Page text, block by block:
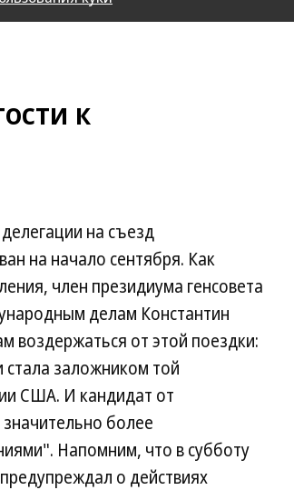
к
на съезд
на начало сентября. Как
член президиума генсовета
делам Константин
воздержаться от этой поездки:
заложником той
США. И кандидат от
более
Напомним, что в субботу
о действиях